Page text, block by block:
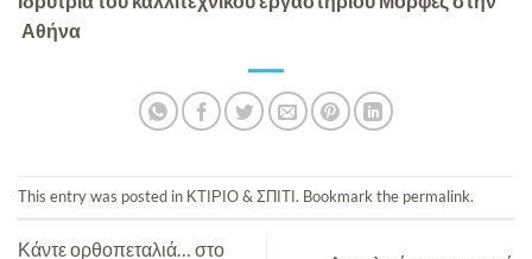
Αθήνα
This entry was posted in ΚΤΙΡΙΟ & ΣΠΙΤΙ. Bookmark the permalink.
Κάντε ορθοπεταλιά… στο